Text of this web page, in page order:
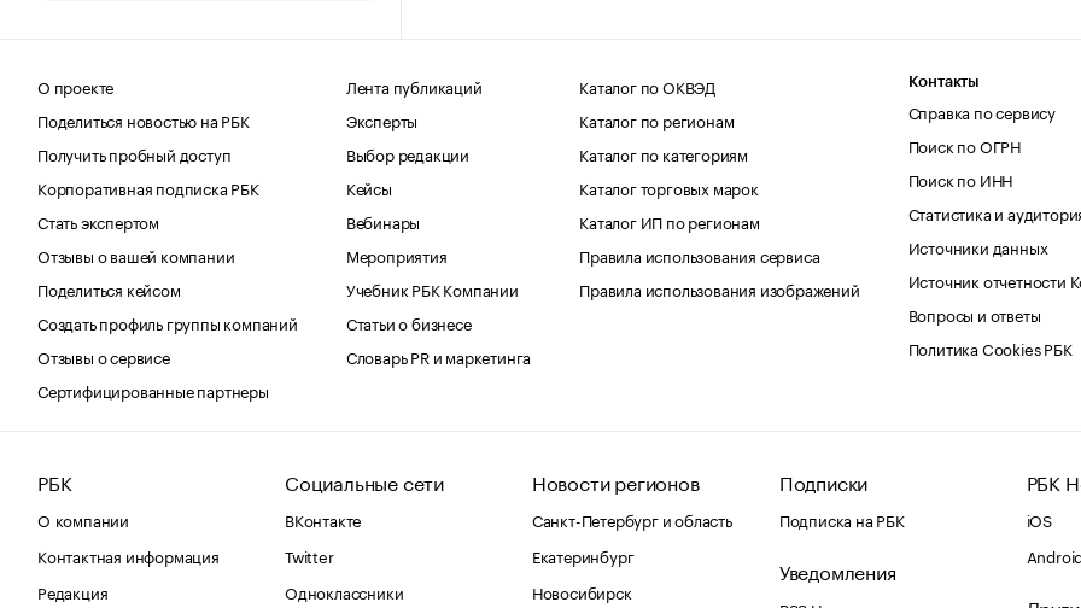
О проекте
Поделиться новостью на РБК
Получить пробный доступ
Корпоративная подписка РБК
Стать экспертом
Отзывы о вашей компании
Поделиться кейсом
Создать профиль группы компаний
Отзывы о сервисе
Сертифицированные партнеры
Лента публикаций
Эксперты
Выбор редакции
Кейсы
Вебинары
Мероприятия
Учебник РБК Компании
Статьи о бизнесе
Словарь PR и маркетинга
Каталог по ОКВЭД
Каталог по регионам
Каталог по категориям
Каталог торговых марок
Каталог ИП по регионам
Правила использования сервиса
Правила использования изображений
Контакты
Справка по сервису
Поиск по ОГРН
Поиск по ИНН
Статистика и
Источники данных
Источник отчетности
Вопросы и ответы
Политика Cookies РБК
РБК
О компании
Контактная информация
Редакция
Социальные сети
ВКонтакте
Twitter
Одноклассники
Новости регионов
Санкт-Петербург и область
Екатеринбург
Новосибирск
Подписки
Подписка на РБК
Уведомления
РБК
iOS